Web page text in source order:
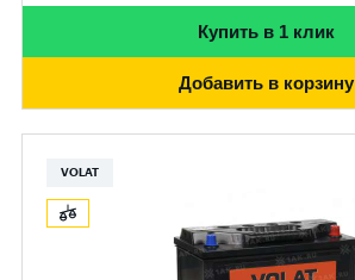
Купить в 1 клик
Добавить в корзину
VOLAT